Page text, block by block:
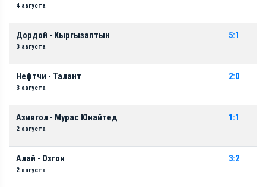
4 августа
Дордой - Кыргызалтын
3 августа
5:1
Нефтчи - Талант
3 августа
2:0
Азиягол - Мурас Юнайтед
2 августа
1:1
Алай - Озгон
2 августа
3:2